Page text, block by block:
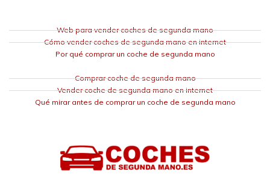
Web para vender coches de segunda mano
Cómo vender coches de segunda mano en internet
Por qué comprar un coche de segunda mano
Comprar coche de segunda mano
Vender coche de segunda mano en internet
Qué mirar antes de comprar un coche de segunda mano